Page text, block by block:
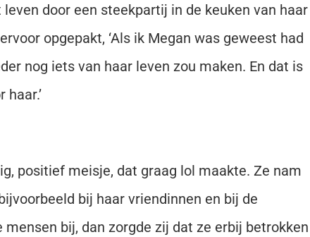
door een steekpartij in de keuken van haar
opgepakt, ‘Als ik Megan was geweest had
nog iets van haar leven zou maken. En dat is
positief meisje, dat graag lol maakte. Ze nam
bij haar vriendinnen en bij de
bij, dan zorgde zij dat ze erbij betrokken